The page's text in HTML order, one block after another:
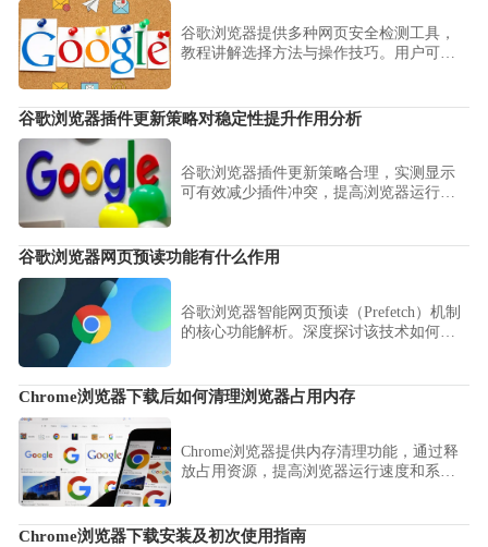
谷歌浏览器提供多种网页安全检测工具，
教程讲解选择方法与操作技巧。用户可有
谷歌浏览器插件更新策略对稳定性提升作用分析
谷歌浏览器插件更新策略合理，实测显示
可有效减少插件冲突，提高浏览器运行稳
谷歌浏览器网页预读功能有什么作用
谷歌浏览器智能网页预读（Prefetch）机制
的核心功能解析。深度探讨该技术如何通
频业务场景下的页面瞬时感知速度。
Chrome浏览器下载后如何清理浏览器占用内存
Chrome浏览器提供内存清理功能，通过释
放占用资源，提高浏览器运行速度和系统
Chrome浏览器下载安装及初次使用指南